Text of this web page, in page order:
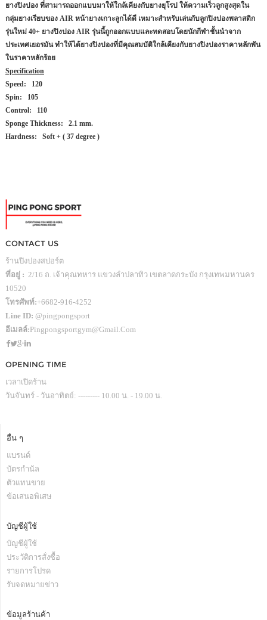
ยางปิงปอง ที่สามารถออกแบบมาให้ใกล้เคียงกับยางยุโรป ให้ความเร็วลูกสูงสุดใน
กลุ่มยางเรียบของ AIR หน้ายางเกาะลูกได้ดี เหมาะสำหรับเล่นกับลูกปิงปองพลาสติก
รุ่นใหม่ 40+ ยางปิงปอง AIR รุ่นนี้ถูกออกแบบและทดสอบโดยนักกีฬาชั้นนำจาก
ประเทศเยอรมัน ทำให้ได้ยางปิงปองที่มีคุณสมบัติใกล้เคียงกับยางปิงปองราคาหลักพัน
ในราคาหลักร้อย
Specification
Speed: 120
Spin: 105
Control: 110
Sponge Thickness: 2.1 mm.
Hardness: Soft + ( 37 degree )
CONTACT US
ร้านปิงปองสปอร์ต
ที่อยู่ : 2/16 ถ. เจ้าคุณทหาร แขวงลำปลาทิว เขตลาดกระบัง กรุงเทพมหานคร
10520
โทรศัพท์:+6682-916-4252
Line ID: @pingpongsport
อีเมลล์:Pingpongsportgym@gmail.com
OPENING TIME
เวลาเปิดร้าน
วันจันทร์ - วันอาทิตย์: --------- 10.00 น. - 19.00 น.
อื่น ๆ
แบรนด์
บัตรกำนัล
ตัวแทนขาย
ข้อเสนอพิเสษ
บัญชีผู้ใช้
บัญชีผู้ใช้
ประวัติการสั่งซื้อ
รายการโปรด
รับจดหมายข่าว
ข้อมูลร้านค้า